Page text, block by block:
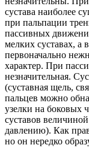
сустава наиболее
при пальпации
пассивных
мелких суставах, а
первоначально
характер. При
незначительная.
(суставная щель,
пальцев можно
узелки на боковых
суставов
давлению). Как
но он нередко